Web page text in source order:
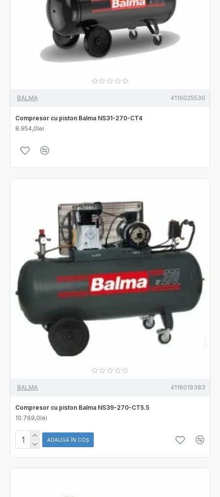
BALMA 4116025530
Compresor cu piston Balma NS31-270-CT4
8.954,0lei
BALMA 4116019383
Compresor cu piston Balma NS39-270-CT5.5
10.769,0lei
ADAUGĂ ÎN COŞ